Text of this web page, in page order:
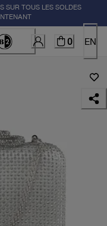
SUR TOUS LES SOLDES
0 EN